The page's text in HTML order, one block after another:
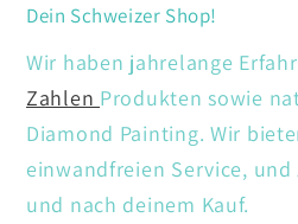
Dein Schweizer Shop!
Wir haben jahrelange
Zahlen Produkten sowie
Diamond Painting. Wir
einwandfreien Service,
und nach deinem Kauf.